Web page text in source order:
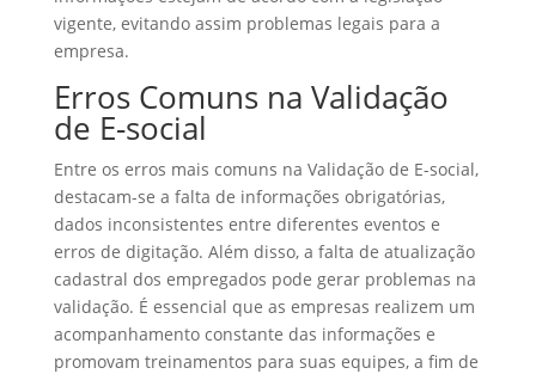
vigente, evitando assim problemas legais para a
empresa.
Erros Comuns na Validação
de E-social
Entre os erros mais comuns na Validação de E-social,
destacam-se a falta de informações obrigatórias,
dados inconsistentes entre diferentes eventos e
erros de digitação. Além disso, a falta de atualização
cadastral dos empregados pode gerar problemas na
validação. É essencial que as empresas realizem um
acompanhamento constante das informações e
promovam treinamentos para suas equipes, a fim de